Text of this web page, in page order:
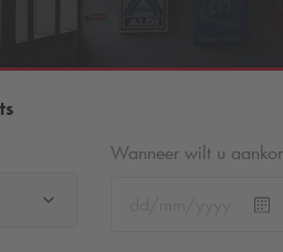
Wanneer wilt u